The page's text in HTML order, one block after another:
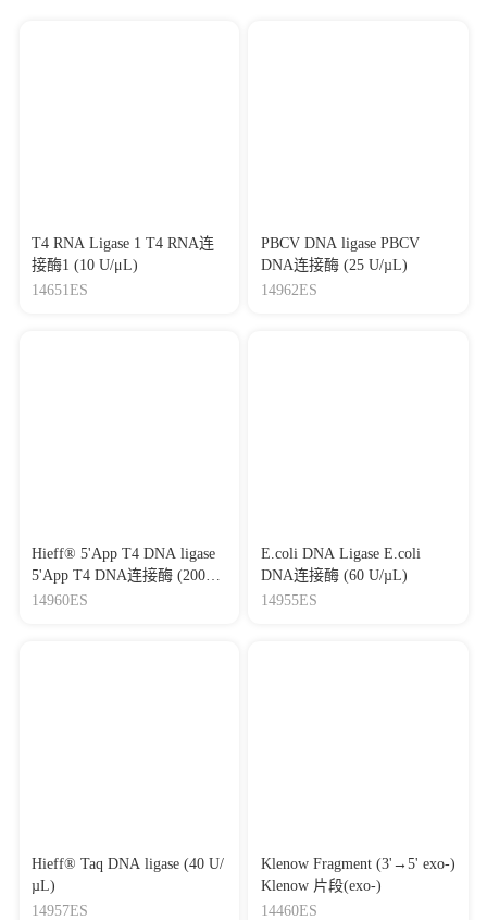
T4 RNA Ligase 1 T4 RNA连
接酶1 (10 U/μL)
14651ES
PBCV DNA ligase PBCV
DNA连接酶 (25 U/µL)
14962ES
Hieff® 5'App T4 DNA ligase
5'App T4 DNA连接酶 (2000
U/µL)
14960ES
E.coli DNA Ligase E.coli
DNA连接酶 (60 U/µL)
14955ES
Hieff® Taq DNA ligase (40 U/
µL)
14957ES
Klenow Fragment (3'→5' exo-)
Klenow 片段(exo-)
14460ES